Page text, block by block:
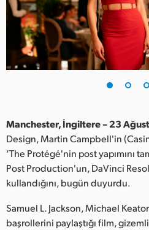
Denmark
Finland
France
India
Italy
Korea
Manchester, İngiltere – 23
Design, Martin Campbell'in
‘The Protégé'nin post yapımını
Post Production'un, DaVinci
kullandığını, bugün duyurdu.
Samuel L. Jackson, Michael
başrollerini paylaştığı film,